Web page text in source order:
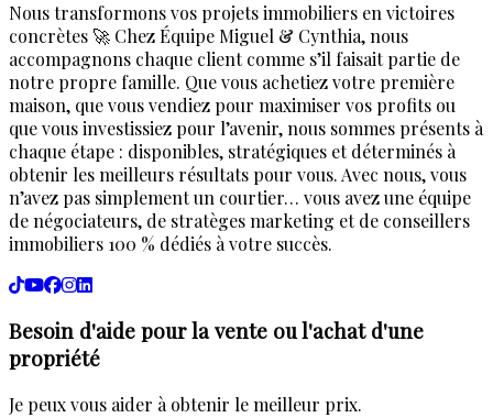
Nous transformons vos projets immobiliers en victoires
concrètes 🚀 Chez Équipe Miguel & Cynthia, nous
accompagnons chaque client comme s’il faisait partie de
notre propre famille. Que vous achetiez votre première
maison, que vous vendiez pour maximiser vos profits ou
que vous investissiez pour l’avenir, nous sommes présents à
chaque étape : disponibles, stratégiques et déterminés à
obtenir les meilleurs résultats pour vous. Avec nous, vous
n’avez pas simplement un courtier… vous avez une équipe
de négociateurs, de stratèges marketing et de conseillers
immobiliers 100 % dédiés à votre succès.
Besoin d'aide pour la vente ou l'achat d'une
propriété
Je peux vous aider à obtenir le meilleur prix.